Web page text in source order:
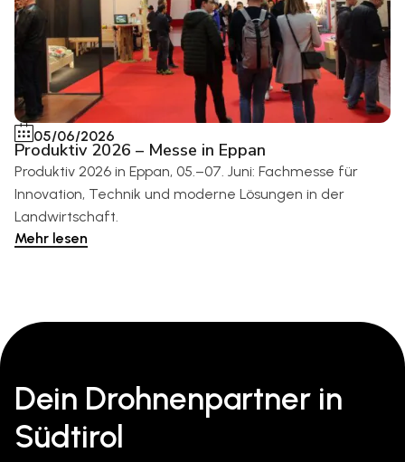
05/06/2026
Produktiv 2026 – Messe in Eppan
Produktiv 2026 in Eppan, 05.–07. Juni: Fachmesse für
Innovation, Technik und moderne Lösungen in der
Landwirtschaft.
Mehr lesen
Dein Drohnenpartner in
Südtirol